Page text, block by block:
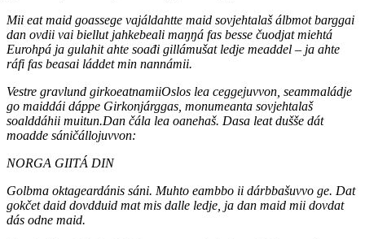
Mii eat maid goassege vajáldahtte maid sovjehtalaš álbmot barggai
dan ovdii vai biellut jahkebeali maŋŋá fas besse čuodjat miehtá
Eurohpá ja gulahit ahte soađi gillámušat ledje meaddel – ja ahte
ráfi fas beasai láddet min nannámii.
Vestre gravlund girkoeatnamiiOslos lea ceggejuvvon, seammaládje
go maiddái dáppe Girkonjárggas, monumeanta sovjehtalaš
soalddáhii muitun.Dan čála lea oanehaš. Dasa leat dušše dát
moadde sáničállojuvvon:
NORGA GIITÁ DIN
Golbma oktageardánis sáni. Muhto eambbo ii dárbbašuvvo ge. Dat
gokčet daid dovdduid mat mis dalle ledje, ja dan maid mii dovdat
dás odne maid.